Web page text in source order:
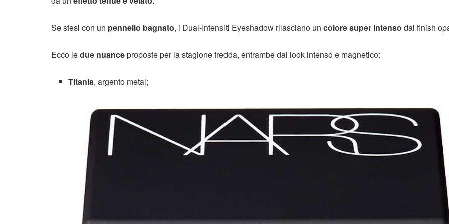
Se stesi con un pennello bagnato, i Dual-Intensiti Eyeshadow rilasciano un colore super intenso dal finish
Ecco ledue nuanceproposte per la stagione fredda, entrambe dal look intenso e magnetico:
Titania, argento metal;